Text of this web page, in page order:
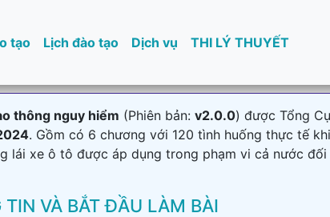
tạo Lịch đào tạo Dịch vụ THI LÝ THUYẾT
thông nguy hiểm (Phiên bản: v2.0.0) được Tổng
. Gồm có 6 chương với 120 tình huống thực tế
lái xe ô tô được áp dụng trong phạm vi cả nước
TIN VÀ BẮT ĐẦU LÀM BÀI